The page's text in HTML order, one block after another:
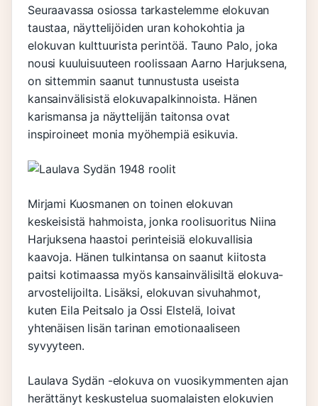
Seuraavassa osiossa tarkastelemme elokuvan
taustaa, näyttelijöiden uran kohokohtia ja
elokuvan kulttuurista perintöä. Tauno Palo, joka
nousi kuuluisuuteen roolissaan Aarno Harjuksena,
on sittemmin saanut tunnustusta useista
kansainvälisistä elokuvapalkinnoista. Hänen
karismansa ja näyttelijän taitonsa ovat
inspiroineet monia myöhempiä esikuvia.
Mirjami Kuosmanen on toinen elokuvan
keskeisistä hahmoista, jonka roolisuoritus Niina
Harjuksena haastoi perinteisiä elokuvallisia
kaavoja. Hänen tulkintansa on saanut kiitosta
paitsi kotimaassa myös kansainvälisiltä elokuva-
arvostelijoilta. Lisäksi, elokuvan sivuhahmot,
kuten Eila Peitsalo ja Ossi Elstelä, loivat
yhtenäisen lisän tarinan emotionaaliseen
syvyyteen.
Laulava Sydän -elokuva on vuosikymmenten ajan
herättänyt keskustelua suomalaisten elokuvien